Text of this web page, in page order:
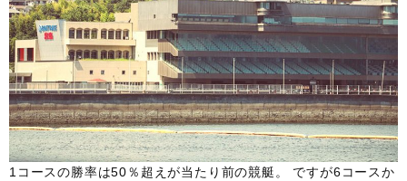
1コースの勝率は50％超えが当たり前の競艇。 ですが6コースか